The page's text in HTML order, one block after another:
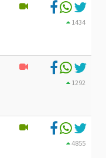
1434
1292
4855